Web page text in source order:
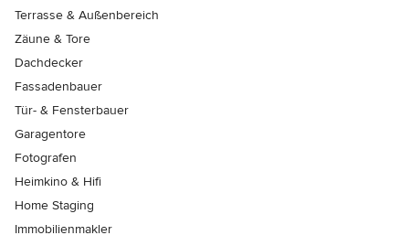
Terrasse & Außenbereich
Zäune & Tore
Dachdecker
Fassadenbauer
Tür- & Fensterbauer
Garagentore
Fotografen
Heimkino & Hifi
Home Staging
Immobilienmakler